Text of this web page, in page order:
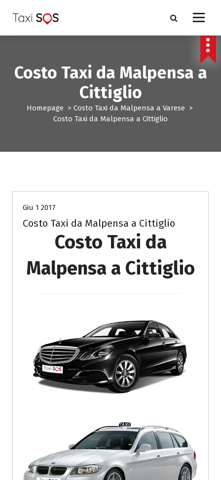
a
Costo Taxi da Malpensa a
Cittiglio
Homepage > Costo Taxi da Malpensa a Varese >
Costo Taxi da Malpensa a Cittiglio
Giu 1 2017
Costo Taxi da Malpensa a Cittiglio
Costo Taxi da
Malpensa a Cittiglio